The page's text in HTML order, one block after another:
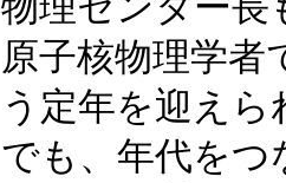
原子核物理学
う定年を迎え
でも、年代をつ